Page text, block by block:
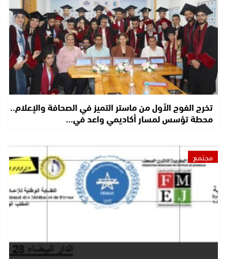
تخرج الفوج الأول من ماستر التميز في الصحافة والإعلام..
محطة تؤسس لمسار أكاديمي واعد في…
مجتمع